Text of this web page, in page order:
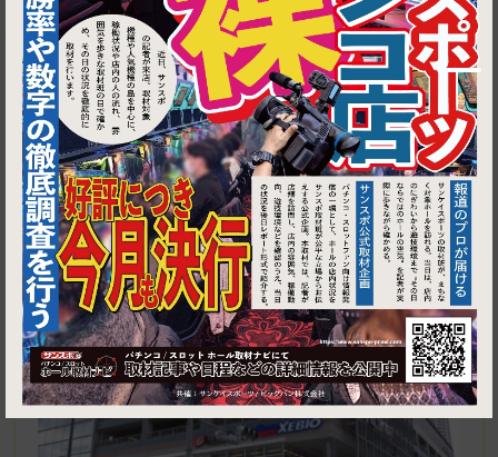
1
東京都江東区豊洲2-4-9